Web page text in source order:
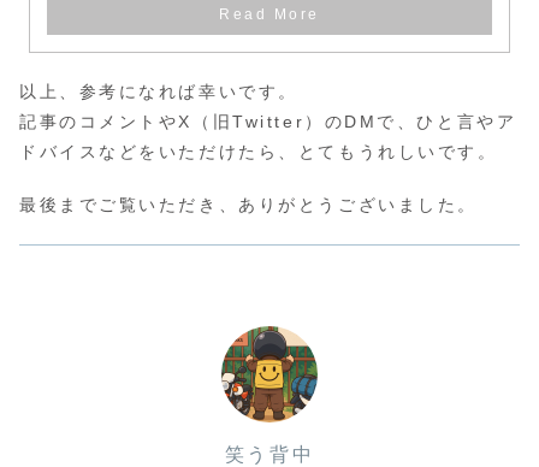
以上、参考になれば幸いです。
記事のコメントやX（旧Twitter）のDMで、ひと言やア
ドバイスなどをいただけたら、とてもうれしいです。
最後までご覧いただき、ありがとうございました。
笑う背中